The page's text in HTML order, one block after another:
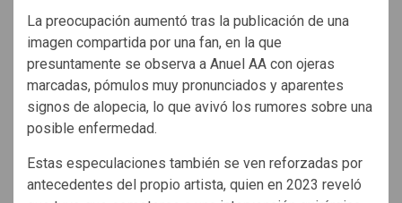
La preocupación aumentó tras la publicación de una
imagen compartida por una fan, en la que
presuntamente se observa a Anuel AA con ojeras
marcadas, pómulos muy pronunciados y aparentes
signos de alopecia, lo que avivó los rumores sobre una
posible enfermedad.
Estas especulaciones también se ven reforzadas por
antecedentes del propio artista, quien en 2023 reveló